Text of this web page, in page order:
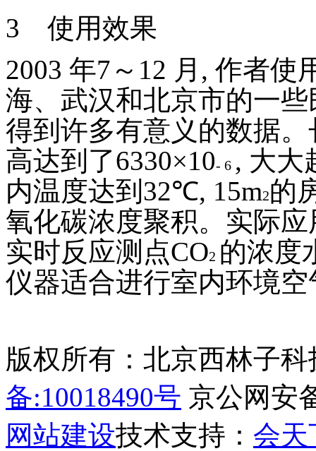
3 使用效果
2003 年7 ～ 12 月 , 作者使
海、武汉和北京市的一
得到许多有意义的数据
高达到了6330×10- 6 , 大大
内温度达到 32℃, 15m2的
氧化碳浓度聚积。实际应
实时反应测点CO2 的浓度
仪器适合进行室内环境
版权所有：北京西林子
备:10018490号 京公网安
网站建设技术支持： 会天